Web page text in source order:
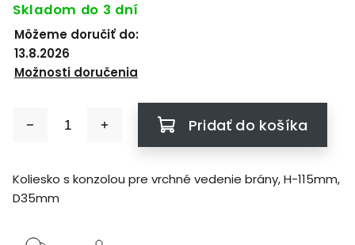
Skladom do 3 dní
Môžeme doručiť do:
13.8.2026
Možnosti doručenia
Pridať do košíka
Koliesko s konzolou pre vrchné vedenie brány, H-115mm,
D35mm